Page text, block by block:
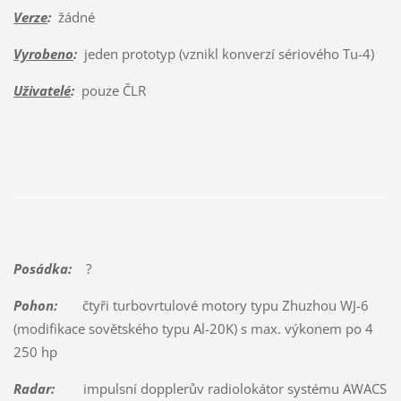
Verze:žádné
Vyrobeno:jeden prototyp (vznikl konverzí sériového Tu-4)
Uživatelé:pouze ČLR
Posádka:?
Pohon:čtyři turbovrtulové motory typu Zhuzhou WJ-6
(modifikace sovětského typu Al-20K) s max. výkonem po 4
250 hp
Radar:impulsní dopplerův radiolokátor systému AWACS